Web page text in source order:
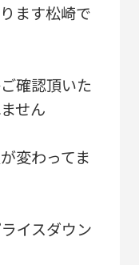
ます松崎で
確認頂いた
せん
変わってま
イスダウン